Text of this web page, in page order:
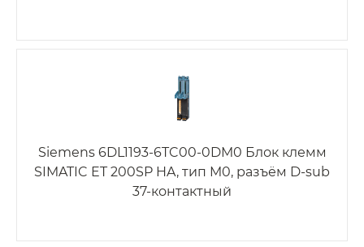
Siemens 6DL1193-6TC00-0DM0 Блок клемм
SIMATIC ET 200SP HA, тип M0, разъём D-sub
37-контактный